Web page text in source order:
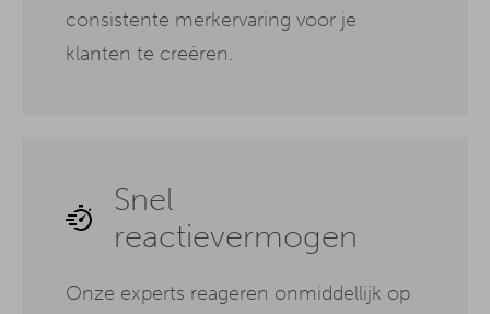
consistente merkervaring voor je
klanten te creëren.
Snel
reactievermogen
Onze experts reageren onmiddellijk op